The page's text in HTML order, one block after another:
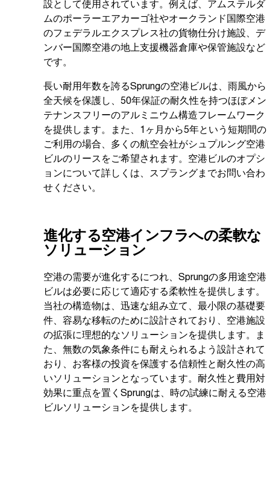
設として使用されています。例えば、アムステルダ
ムのポーラーエアカーゴ社やオークランド国際空港
のフェデラルエクスプレス社の貨物仕分け施設、デ
ンバー国際空港の地上支援機器倉庫や保管施設など
です。
長い耐用年数を誇るSprungの空港ビルは、雨風から
全天候を保護し、50年保証の耐久性を持つほぼメン
テナンスフリーのアルミニウム構造フレームワーク
を提供します。また、1ヶ月から5年という短期間の
ご利用の場合、多くの航空会社がシュプルング空港
ビルのリースをご希望されます。空港ビルのオプシ
ョンについて詳しくは、スプラングまでお問い合わ
せください。
進化する空港インフラへの柔軟な
ソリューション
空港の需要が進化するにつれ、Sprungの多用途空港
ビルは必要に応じて適応する柔軟性を提供します。
当社の構造物は、迅速な組み立て、最小限の基礎要
件、容易な移転のために設計されており、空港施設
の拡張に理想的なソリューションを提供します。ま
た、無数の気象条件にも耐えられるよう設計されて
おり、お客様の投資を保護する信頼性と耐久性の高
いソリューションとなっています。耐久性と費用対
効果に重点を置くSprungは、時の試練に耐える空港
ビルソリューションを提供します。